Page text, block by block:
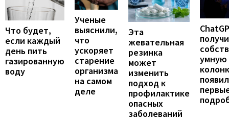
Что будет,
если каждый
день пить
газированную
воду
Ученые
выяснили,
что
ускоряет
старение
организма
на самом
деле
Эта
жевательная
резинка
может
изменить
подход к
профилактике
опасных
заболеваний
умную